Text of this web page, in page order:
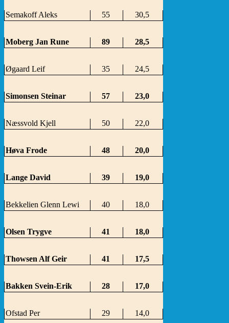
Semakoff Aleks 55 30,5
Moberg Jan Rune 89 28,5
Øgaard Leif 35 24,5
Simonsen Steinar 57 23,0
Næssvold Kjell 50 22,0
Høva Frode 48 20,0
Lange David 39 19,0
Bekkelien Glenn Lewi 40 18,0
Olsen Trygve 41 18,0
Thowsen Alf Geir 41 17,5
Bakken Svein-Erik 28 17,0
Ofstad Per 29 14,0